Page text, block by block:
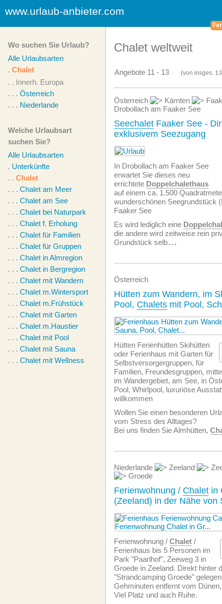
www.urlaub-anbieter.com
Wo suchen Sie Urlaub?
Alle Urlaubsarten
. Chalet
. . Innerh. Europa
. . . Österreich
. . . Niederlande
Welche Urlaubsart
suchen Sie?
Alle Urlaubsarten
. Unterkünfte
. . Chalet
. . . Chalet am Meer
. . . Chalet am See
. . . Chalet bei Naturpark
. . . Chalet f. Erholung
. . . Chalet für Familien
. . . Chalet für Gruppen
. . . Chalet in Almregion
. . . Chalet in Bergregion
. . . Chalet mit Wandern
. . . Chalet m.Wintersport
. . . Chalet m.Frühstück
. . . Chalet mit Garten
. . . Chalet m.Haustier
. . . Chalet mit Pool
. . . Chalet mit Sauna
. . . Chalet mit Wellness
Chalet weltweit
Angebote 11 - 13 (von insges.
Österreich Kärnten
Drobollach am Faaker See
Seechalet Faaker See -
exklusivem Seezugang
In Drobollach am Faaker See
erwartet Sie dieses neu
errichtete Doppelchalethaus
auf einem ca. 1.500
wunderschönen Seegrundstück
Faaker See
Es wird lediglich eine
die andere wird zeitweise rein
Grundstück selb...
Österreich
Hütten zum Wandern, im
Pool, Chalets mit Pool,
Hütten Ferienhütten Skihütten
oder Ferienhaus mit Garten für
Selbstversorgergruppen, für
Familien, Freundesgruppen,
im Wandergebiet, am See, in
Pool, Whirlpool, luxuriöse
willkommen
Wollen Sie einen besonderen
vom Stress des Alltages?
Bei uns finden Sie Almhütten,
Niederlande Zeeland
Groede
Ferienwohnung / Chalet in
(Zeeland) in der Nähe von
Ferien­wohnung / Chalet /
Ferienhaus bis 5 Personen im
Park "Paarlhof", Zeeweg 3 in
Groede in Zeeland. Direkt hinter
"Strandcamping Groede"
Gehminuten entfernt vom
Viel Platz und auch Ruhe.